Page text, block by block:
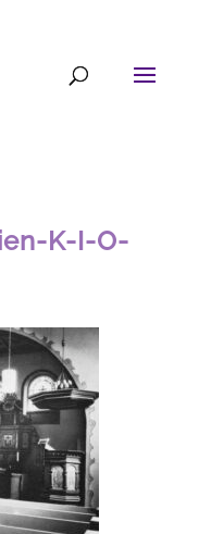
K-I-O-